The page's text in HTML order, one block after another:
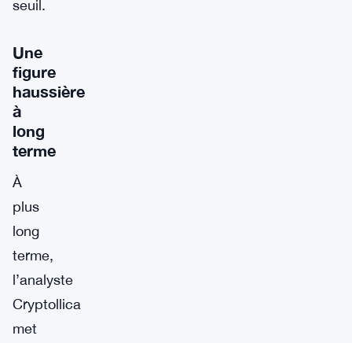
seuil.
Une
figure
haussière
à
long
terme
À
plus
long
terme,
l’analyste
Cryptollica
met